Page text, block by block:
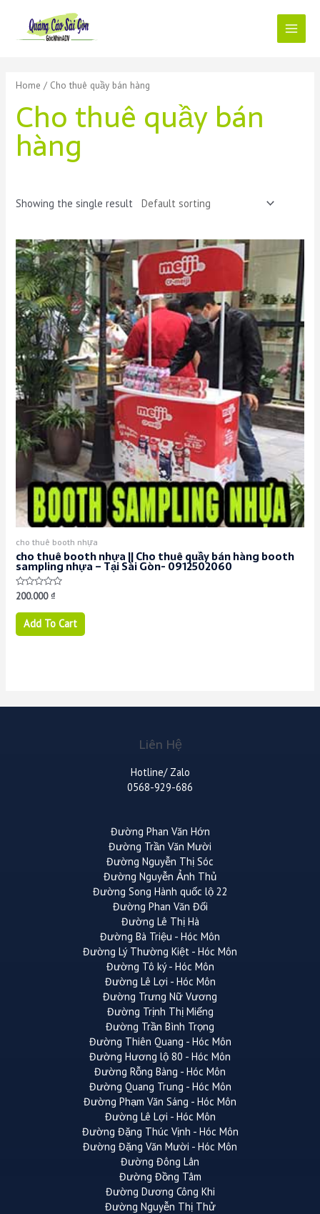
content
Main
Home / Cho thuê quầy bán hàng
Cho thuê quầy bán
hàng
Showing the single result
cho thuê booth nhựa
cho thuê booth nhựa || Cho thuê quầy bán hàng booth
sampling nhựa – Tại Sài Gòn- 0912502060
Rated
out
200.000₫
Add To Cart
Liên Hệ
Hotline/ Zalo
0568-929-686
Đường Phan Văn Hớn
Đường Trần Văn Mười
Đường Nguyễn Thị Sóc
Đường Nguyễn Ảnh Thủ
Đường Song Hành quốc lộ 22
Đường Phan Văn Đối
Đường Lê Thị Hà
Đường Bà Triệu - Hóc Môn
Đường Lý Thường Kiệt - Hóc Môn
Đường Tô ký - Hóc Môn
Đường Lê Lợi - Hóc Môn
Đường Trưng Nữ Vương
Đường Trịnh Thị Miếng
Đường Trần Bình Trọng
Đường Thiên Quang - Hóc Môn
Đường Hương lộ 80 - Hóc Môn
Đường Rỗng Bàng - Hóc Môn
Đường Quang Trung - Hóc Môn
Đường Phạm Văn Sáng - Hóc Môn
Đường Lê Lợi - Hóc Môn
Đường Đặng Thúc Vịnh - Hóc Môn
Đường Đặng Văn Mười - Hóc Môn
Đường Đông Lân
Đường Đồng Tâm
Đường Dương Công Khi
Đường Nguyễn Thị Thử